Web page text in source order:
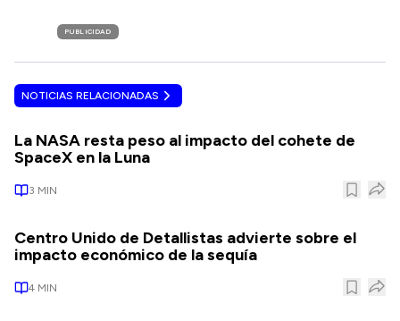
PUBLICIDAD
NOTICIAS RELACIONADAS
La NASA resta peso al impacto del cohete de
SpaceX en la Luna
3 MIN
Centro Unido de Detallistas advierte sobre el
impacto económico de la sequía
4 MIN